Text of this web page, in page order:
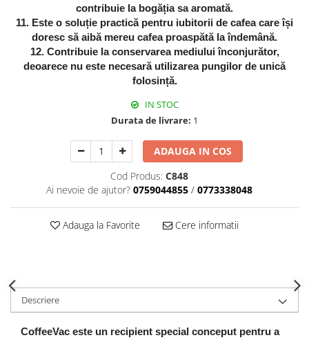
contribuie la bogăția sa aromată.
11. Este o soluție practică pentru iubitorii de cafea care își
doresc să aibă mereu cafea proaspătă la îndemână.
12. Contribuie la conservarea mediului înconjurător,
deoarece nu este necesară utilizarea pungilor de unică
folosință.
IN STOC
Durata de livrare: 1
ADAUGA IN COS
Cod Produs: C848
Ai nevoie de ajutor? 0759044855 / 0773338048
Adauga la Favorite Cere informatii
Descriere
CoffeeVac este un recipient special conceput pentru a